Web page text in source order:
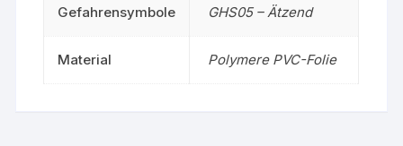
Gefahrensymbole GHS05 – Ätzend
Material Polymere PVC-Folie